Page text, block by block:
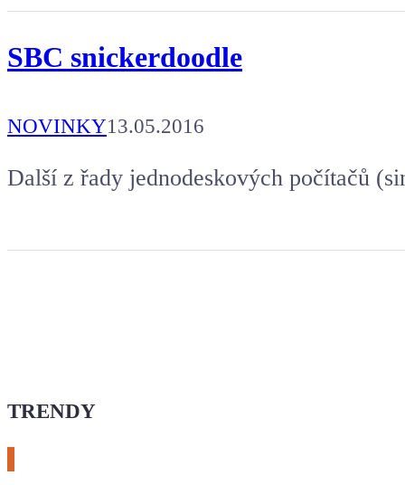
SBC snickerdoodle
NOVINKY13.05.2016
Další z řady jednodeskových počítačů
TRENDY